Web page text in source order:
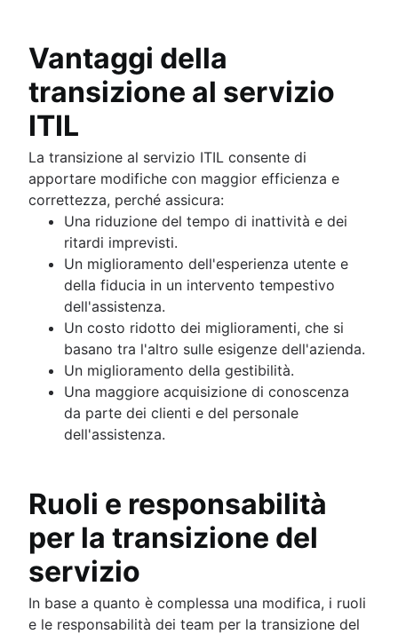
Vantaggi della
transizione al servizio
ITIL
La transizione al servizio ITIL consente di
apportare modifiche con maggior efficienza e
correttezza, perché assicura:
Una riduzione del tempo di inattività e dei
ritardi imprevisti.
Un miglioramento dell'esperienza utente e
della fiducia in un intervento tempestivo
dell'assistenza.
Un costo ridotto dei miglioramenti, che si
basano tra l'altro sulle esigenze dell'azienda.
Un miglioramento della gestibilità.
Una maggiore acquisizione di conoscenza
da parte dei clienti e del personale
dell'assistenza.
Ruoli e responsabilità
per la transizione del
servizio
In base a quanto è complessa una modifica, i ruoli
e le responsabilità dei team per la transizione del